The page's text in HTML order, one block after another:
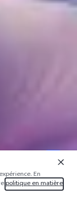
En
politique en matière